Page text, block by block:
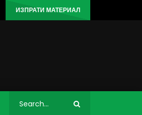
ИЗПРАТИ МАТЕРИАЛ